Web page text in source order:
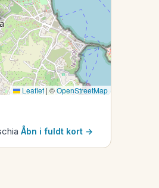
Leaflet | ©OpenStreetMap
Åbn i fuldt kort →